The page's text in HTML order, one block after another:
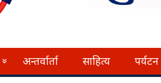
» अन्तर्वार्ता साहित्य पर्यटन